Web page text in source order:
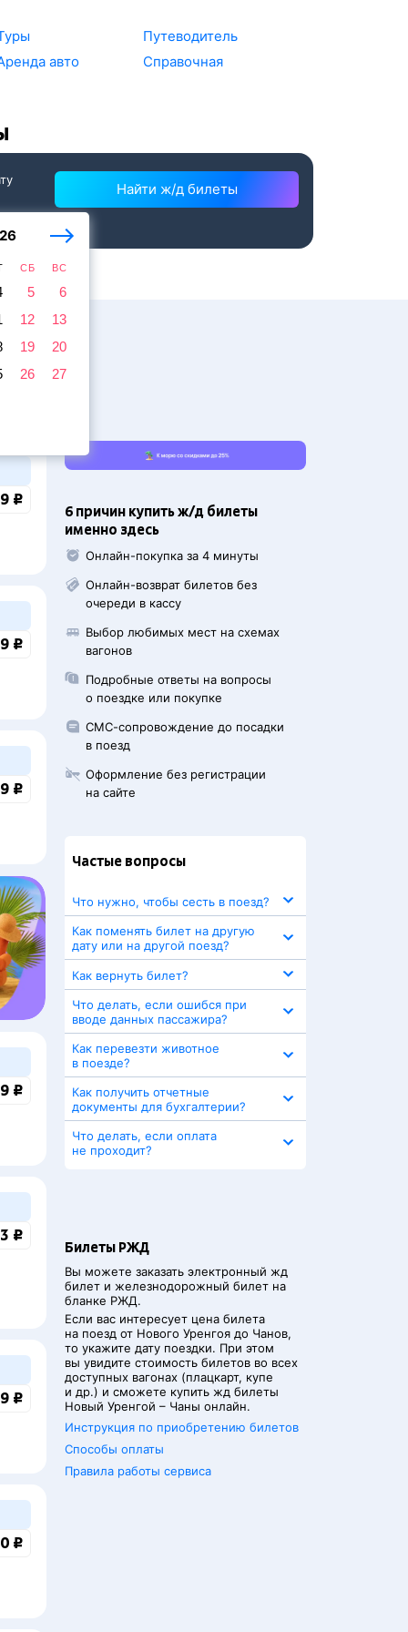
авто
Путеводитель
Справочная
СБ ВС
5
6
12
13
19
20
26
27
Найти ж/д билеты
₽
₽
₽
₽
₽
₽
₽
6 причин купить ж/д билеты
именно здесь
Онлайн-покупка за 4 минуты
Онлайн-возврат билетов без
очереди в кассу
Выбор любимых мест на схемах
вагонов
Подробные ответы на вопросы
о поездке или покупке
СМС-сопровождение до посадки
в поезд
Оформление без регистрации
на сайте
Частые вопросы
Что нужно, чтобы сесть в поезд?
Как поменять билет на другую
дату или на другой поезд?
Как вернуть билет?
Что делать, если ошибся при
вводе данных пассажира?
Как перевезти животное
в поезде?
Как получить отчетные
документы для бухгалтерии?
Что делать, если оплата
не проходит?
Билеты РЖД
Вы можете заказать электронный жд
билет и железнодорожный билет на
бланке РЖД.
Если вас интересует цена билета
на поезд от Нового Уренгоя до Чанов,
то укажите дату поездки. При этом
вы увидите стоимость билетов во всех
доступных вагонах (плацкарт, купе
и др.) и сможете купить жд билеты
Новый Уренгой – Чаны онлайн.
Инструкция по приобретению билетов
Способы оплаты
Правила работы сервиса